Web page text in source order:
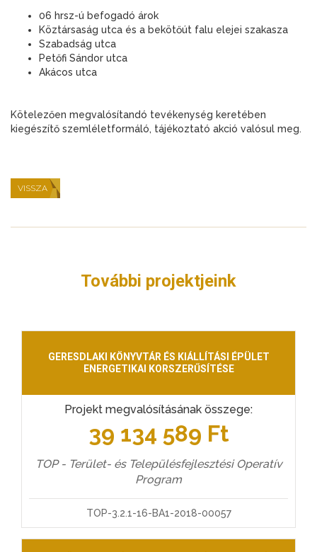
06 hrsz-ú befogadó árok
Köztársaság utca és a bekötőút falu elejei szakasza
Szabadság utca
Petőfi Sándor utca
Akácos utca
Kötelezően megvalósítandó tevékenység keretében
kiegészítő szemléletformáló, tájékoztató akció valósul meg.
VISSZA
További projektjeink
GERESDLAKI KÖNYVTÁR ÉS KIÁLLÍTÁSI ÉPÜLET
ENERGETIKAI KORSZERŰSÍTÉSE
Projekt megvalósításának összege:
39 134 589 Ft
TOP - Terület- és Településfejlesztési Operatív
Program
TOP-3.2.1-16-BA1-2018-00057